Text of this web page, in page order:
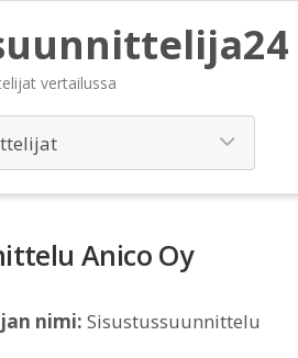
vertailussa
Anico Oy
nimi: Sisustussuunnittelu